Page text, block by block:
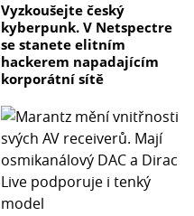
Vyzkoušejte český
kyberpunk. V Netspectre
se stanete elitním
hackerem napadajícím
korporátní sítě